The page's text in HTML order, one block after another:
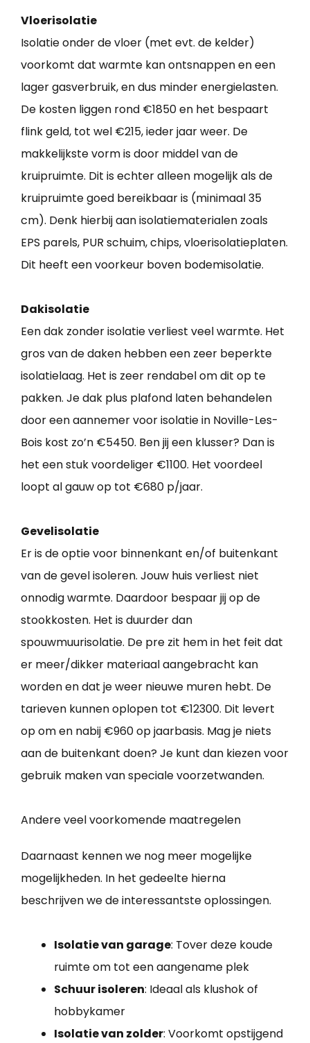
Vloerisolatie
Isolatie onder de vloer (met evt. de kelder)
voorkomt dat warmte kan ontsnappen en een
lager gasverbruik, en dus minder energielasten.
De kosten liggen rond €1850 en het bespaart
flink geld, tot wel €215, ieder jaar weer. De
makkelijkste vorm is door middel van de
kruipruimte. Dit is echter alleen mogelijk als de
kruipruimte goed bereikbaar is (minimaal 35
cm). Denk hierbij aan isolatiematerialen zoals
EPS parels, PUR schuim, chips, vloerisolatieplaten.
Dit heeft een voorkeur boven bodemisolatie.
Dakisolatie
Een dak zonder isolatie verliest veel warmte. Het
gros van de daken hebben een zeer beperkte
isolatielaag. Het is zeer rendabel om dit op te
pakken. Je dak plus plafond laten behandelen
door een aannemer voor isolatie in Noville-Les-
Bois kost zo’n €5450. Ben jij een klusser? Dan is
het een stuk voordeliger €1100. Het voordeel
loopt al gauw op tot €680 p/jaar.
Gevelisolatie
Er is de optie voor binnenkant en/of buitenkant
van de gevel isoleren. Jouw huis verliest niet
onnodig warmte. Daardoor bespaar jij op de
stookkosten. Het is duurder dan
spouwmuurisolatie. De pre zit hem in het feit dat
er meer/dikker materiaal aangebracht kan
worden en dat je weer nieuwe muren hebt. De
tarieven kunnen oplopen tot €12300. Dit levert
op om en nabij €960 op jaarbasis. Mag je niets
aan de buitenkant doen? Je kunt dan kiezen voor
gebruik maken van speciale voorzetwanden.
Andere veel voorkomende maatregelen
Daarnaast kennen we nog meer mogelijke
mogelijkheden. In het gedeelte hierna
beschrijven we de interessantste oplossingen.
Isolatie van garage: Tover deze koude
ruimte om tot een aangename plek
Schuur isoleren: Ideaal als klushok of
hobbykamer
Isolatie van zolder: Voorkomt opstijgend